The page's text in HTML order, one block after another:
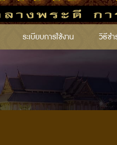
ระเบียบการใช้งาน วิธีชำ